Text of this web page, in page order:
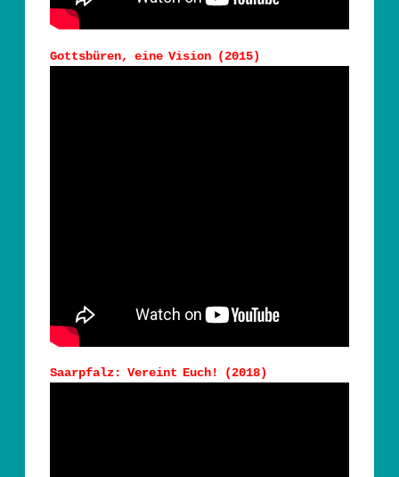
Gottsbüren, eine Vision (2015)
Saarpfalz: Vereint Euch! (2018)